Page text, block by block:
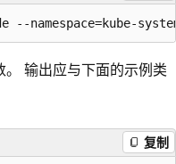
输出应与下面的示例类
复制